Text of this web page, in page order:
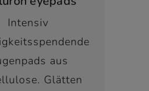
Intensiv
aus
Glätten